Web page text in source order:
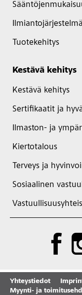
Ilmiantojärjestelmä
Tuotekehitys
Kestävä kehitys
Kestävä kehitys
Sertifikaatit ja
Ilmaston- ja
Kiertotalous
Terveys ja
Sosiaalinen
Yhteystiedot
Myynti- ja